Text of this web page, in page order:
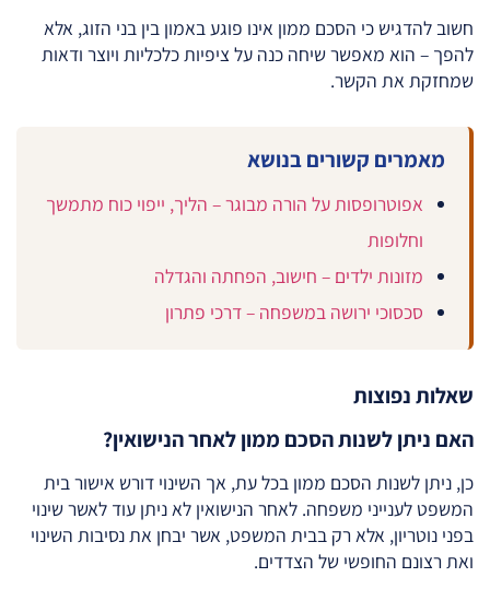
חשוב להדגיש כי הסכם ממון אינו פוגע באמון בין בני הזוג, אלא
להפך – הוא מאפשר שיחה כנה על ציפיות כלכליות ויוצר ודאות
שמחזקת את הקשר.
מאמרים קשורים בנושא
אפוטרופסות על הורה מבוגר – הליך, ייפוי כוח מתמשך
וחלופות
מזונות ילדים – חישוב, הפחתה והגדלה
סכסוכי ירושה במשפחה – דרכי פתרון
שאלות נפוצות
האם ניתן לשנות הסכם ממון לאחר הנישואין?
כן, ניתן לשנות הסכם ממון בכל עת, אך השינוי דורש אישור בית
המשפט לענייני משפחה. לאחר הנישואין לא ניתן עוד לאשר שינוי
בפני נוטריון, אלא רק בבית המשפט, אשר יבחן את נסיבות השינוי
ואת רצונם החופשי של הצדדים.